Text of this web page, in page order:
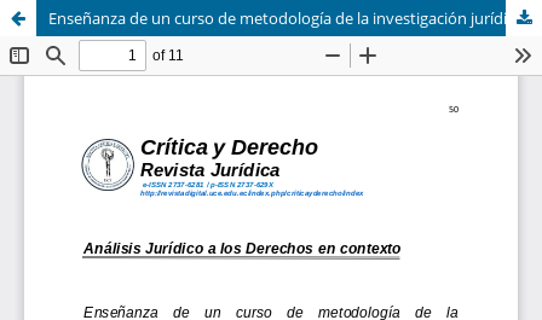
Enseñanza de un curso de metodología de la investigación jurídica en entornos virtuales